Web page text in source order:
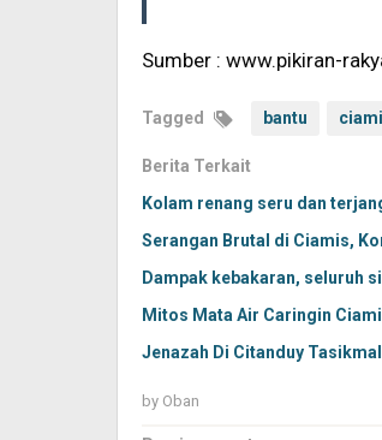
Sumber : www.pikiran-
Tagged bantu
Berita Terkait
Kolam renang seru dan
Serangan Brutal di Ciamis,
Dampak kebakaran, seluruh
Mitos Mata Air Caringin
Jenazah Di Citanduy
by Oban